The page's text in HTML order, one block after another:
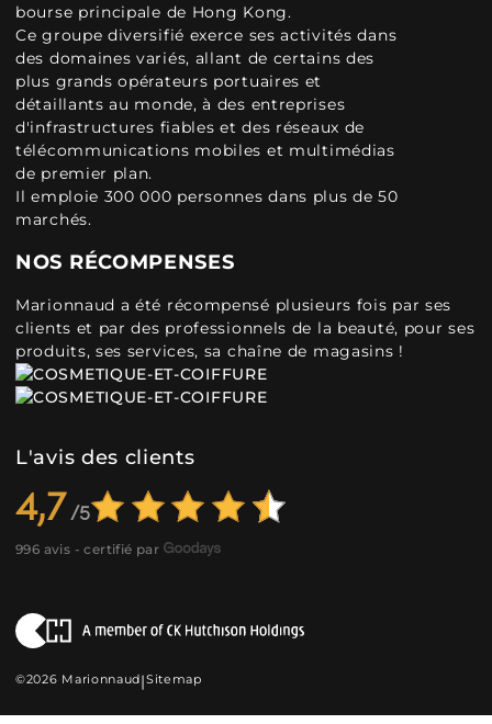
bourse principale de Hong Kong.
Ce groupe diversifié exerce ses activités dans
des domaines variés, allant de certains des
plus grands opérateurs portuaires et
détaillants au monde, à des entreprises
d'infrastructures fiables et des réseaux de
télécommunications mobiles et multimédias
de premier plan.
Il emploie 300 000 personnes dans plus de 50
marchés.
NOS RÉCOMPENSES
Marionnaud a été récompensé plusieurs fois par ses
clients et par des professionnels de la beauté, pour ses
produits, ses services, sa chaîne de magasins !
L'avis des clients
4,7
996 avis - certifié par
©2026 Marionnaud|Sitemap